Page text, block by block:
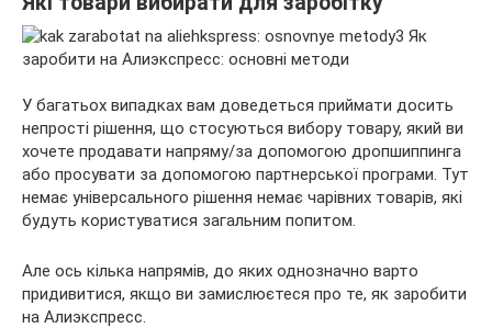
У багатьох випадках вам доведеться приймати досить
непрості рішення, що стосуються вибору товару, який ви
хочете продавати напряму/за допомогою дропшиппинга
або просувати за допомогою партнерської програми. Тут
немає універсального рішення немає чарівних товарів, які
будуть користуватися загальним попитом.
Але ось кілька напрямів, до яких однозначно варто
придивитися, якщо ви замислюєтеся про те, як заробити
на Алиэкспресс.